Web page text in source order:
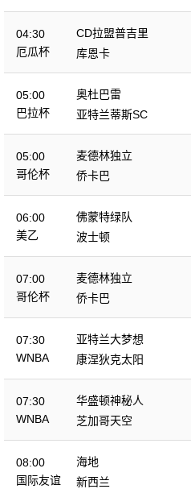
04:30
厄瓜杯
CD拉盟普吉里
库恩卡
05:00
巴拉杯
奥杜巴雷
亚特兰蒂斯SC
05:00
哥伦杯
麦德林独立
侨卡巴
06:00
美乙
佛蒙特绿队
波士顿
07:00
哥伦杯
麦德林独立
侨卡巴
07:30
WNBA
亚特兰大梦想
康涅狄克太阳
07:30
WNBA
华盛顿神秘人
芝加哥天空
08:00
国际友谊
海地
新西兰